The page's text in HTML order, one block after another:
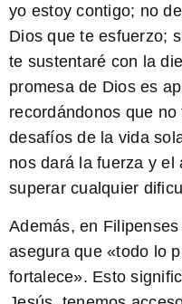
yo estoy contigo; no
Dios que te esfuerzo;
te sustentaré con la
promesa de Dios es
recordándonos que
desafíos de la vida
nos dará la fuerza y el
superar cualquier
Además, en
asegura que «todo lo
fortalece». Esto